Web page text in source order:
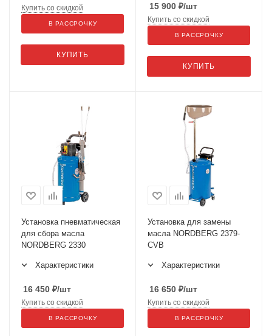
КУПИТЬ
Купить со скидкой
В РАССРОЧКУ
15 900 ₽/шт
КУПИТЬ
Купить со скидкой
В РАССРОЧКУ
Установка пневматическая
для сбора масла
NORDBERG 2330
Характеристики
16 450 ₽/шт
Купить со скидкой
В РАССРОЧКУ
Установка для замены
масла NORDBERG 2379-
CVB
Характеристики
16 650 ₽/шт
Купить со скидкой
В РАССРОЧКУ